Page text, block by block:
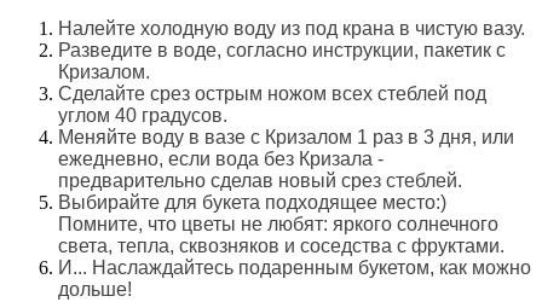
Налейте холодную воду из под крана в чистую вазу.
Разведите в воде, согласно инструкции, пакетик с
Кризалом.
Сделайте срез острым ножом всех стеблей под
углом 40 градусов.
Меняйте воду в вазе с Кризалом 1 раз в 3 дня, или
ежедневно, если вода без Кризала -
предварительно сделав новый срез стеблей.
Выбирайте для букета подходящее место:)
Помните, что цветы не любят: яркого солнечного
света, тепла, сквозняков и соседства с фруктами.
И... Наслаждайтесь подаренным букетом, как можно
дольше!